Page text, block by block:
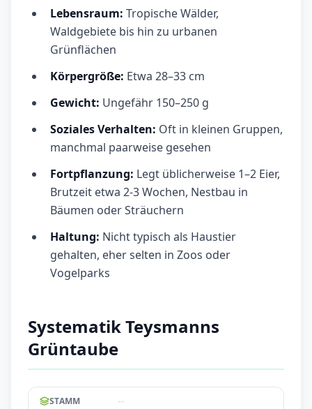
Lebensraum: Tropische Wälder,
Waldgebiete bis hin zu urbanen
Grünflächen
Körpergröße: Etwa 28–33 cm
Gewicht: Ungefähr 150–250 g
Soziales Verhalten: Oft in kleinen Gruppen,
manchmal paarweise gesehen
Fortpflanzung: Legt üblicherweise 1–2 Eier,
Brutzeit etwa 2-3 Wochen, Nestbau in
Bäumen oder Sträuchern
Haltung: Nicht typisch als Haustier
gehalten, eher selten in Zoos oder
Vogelparks
Systematik Teysmanns
Grüntaube
STAMM --